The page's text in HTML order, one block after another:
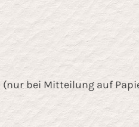
bei Mitteilung auf